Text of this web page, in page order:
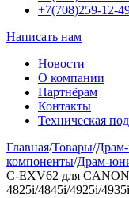
+7(708)259-12-
Написать нам
Новости
О компании
Партнёрам
Контакты
Техническая
Главная/Товары/
компоненты/Драм-
C-EXV62 для
4825i/4845i/4925i/